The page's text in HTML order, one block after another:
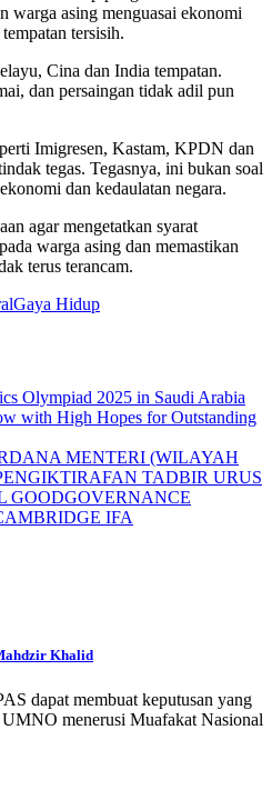
warga asing menguasai ekonomi
tersisih.
Cina dan India tempatan.
dan persaingan tidak adil pun
Imigresen, Kastam, KPDN dan
tegas. Tegasnya, ini bukan soal
dan kedaulatan negara.
agar mengetatkan syarat
warga asing dan memastikan
terus terancam.
Gaya Hidup
Olympiad 2025 in Saudi Arabia
with High Hopes for Outstanding
MENTERI (WILAYAH
TADBIR URUS
IFA
Khalid
dapat membuat keputusan yang
UMNO menerusi Muafakat Nasional